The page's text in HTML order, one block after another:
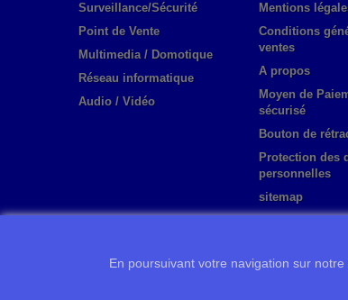
Surveillance/Sécurité
Point de Vente
Multimedia / Domotique
Réseau informatique
Audio / Vidéo
Mentions
Conditions
ventes
A propos
Moyen de
sécurisé
Bouton de
Protection des
personnelles
sitemap
En poursuivant votre navigation sur